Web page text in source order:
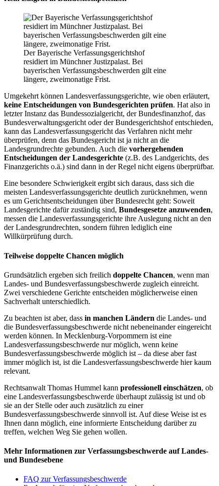
Der Bayerische Verfassungsgerichtshof
residiert im Münchner Justizpalast. Bei
bayerischen Verfassungsbeschwerden gilt eine
längere, zweimonatige Frist.
Umgekehrt können Landesverfassungsgerichte, wie oben erläutert,
keine Entscheidungen von Bundesgerichten prüfen. Hat also in
letzter Instanz das Bundessozialgericht, der Bundesfinanzhof, das
Bundesverwaltungsgericht oder der Bundesgerichtshof entschieden,
kann das Landesverfassungsgericht das Verfahren nicht mehr
überprüfen, denn das Bundesgericht ist ja nicht an die
Landesgrundrechte gebunden. Auch die vorhergehenden
Entscheidungen der Landesgerichte (z.B. des Landgerichts, des
Finanzgerichts o.ä.) sind dann in der Regel nicht eigens überprüfbar.
Eine besondere Schwierigkeit ergibt sich daraus, dass sich die
meisten Landesverfassungsgerichte deutlich zurücknehmen, wenn
es um Gerichtsentscheidungen über Bundesrecht geht: Soweit
Landesgerichte dafür zuständig sind, Bundesgesetze anzuwenden,
messen die Landesverfassungsgerichte ihre Auslegung nicht an den
der Landesgrundrechten, sondern führen lediglich eine
Willkürprüfung durch.
Teilweise doppelte Chancen möglich
Grundsätzlich ergeben sich freilich doppelte Chancen, wenn man
Landes- und Bundesverfassungsbeschwerde zugleich einreicht.
Zwei verschiedene Gerichte entscheiden möglicherweise einen
Sachverhalt unterschiedlich.
Zu beachten ist aber, dass in manchen Ländern die Landes- und
die Bundesverfassungsbeschwerde nicht nebeneinander eingereicht
werden können. In Mecklenburg-Vorpommern ist eine
Landesverfassungsbeschwerde nur möglich, wenn keine
Bundesverfassungsbeschwerde möglich ist – da diese aber fast
immer möglich ist, ist die Landesverfassungsbeschwerde hier kaum
relevant.
Rechtsanwalt Thomas Hummel kann professionell einschätzen, ob
eine Landesverfassungsbeschwerde überhaupt zulässig ist und ob
sie an der Stelle oder auch zusätzlich zu einer
Bundesverfassungsbeschwerde sinnvoll ist. Auf diese Weise ist es
Ihnen dann möglich, eine informierte Entscheidung darüber zu
treffen, welchen Weg Sie gehen wollen.
Mehr Informationen zur Verfassungsbeschwerde auf Landes-
und Bundesebene
FAQ zur Verfassungsbeschwerde